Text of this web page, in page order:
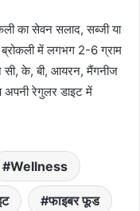
का सेवन सलाद, सब्जी या
में लगभग 2-6 ग्राम
सी, के, बी, आयरन, मैंगनीज
अपनी रेगुलर डाइट में
Wellness
फाइबर फूड